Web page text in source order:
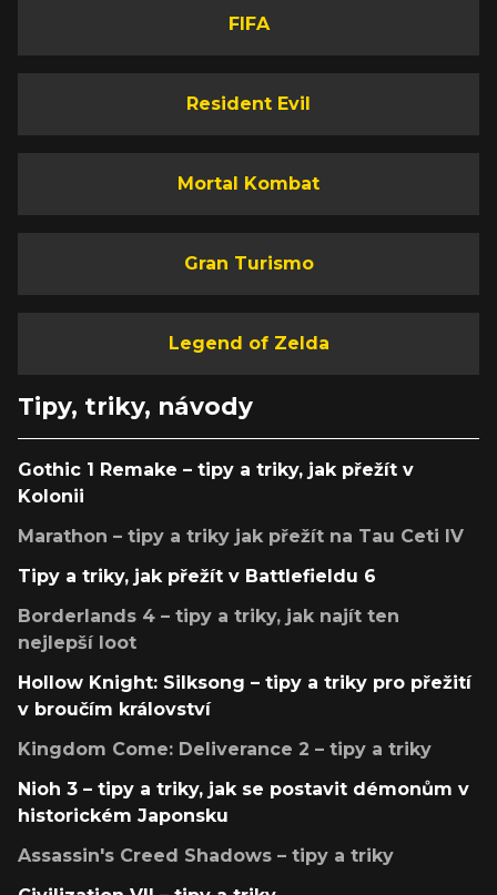
FIFA
Resident Evil
Mortal Kombat
Gran Turismo
Legend of Zelda
Tipy, triky, návody
Gothic 1 Remake – tipy a triky, jak přežít v
Kolonii
Marathon – tipy a triky jak přežít na Tau Ceti IV
Tipy a triky, jak přežít v Battlefieldu 6
Borderlands 4 – tipy a triky, jak najít ten
nejlepší loot
Hollow Knight: Silksong – tipy a triky pro přežití
v broučím království
Kingdom Come: Deliverance 2 – tipy a triky
Nioh 3 – tipy a triky, jak se postavit démonům v
historickém Japonsku
Assassin's Creed Shadows – tipy a triky